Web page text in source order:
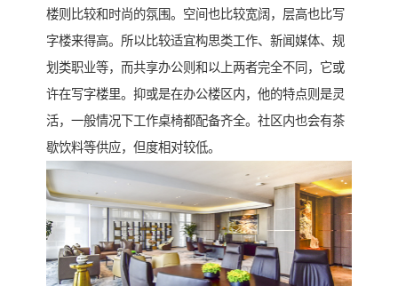
楼则比较和时尚的氛围。空间也比较宽阔，层高也比写
字楼来得高。所以比较适宜构思类工作、新闻媒体、规
划类职业等，而共享办公则和以上两者完全不同，它或
许在写字楼里。抑或是在办公楼区内，他的特点则是灵
活，一般情况下工作桌椅都配备齐全。社区内也会有茶
歇饮料等供应，但度相对较低。